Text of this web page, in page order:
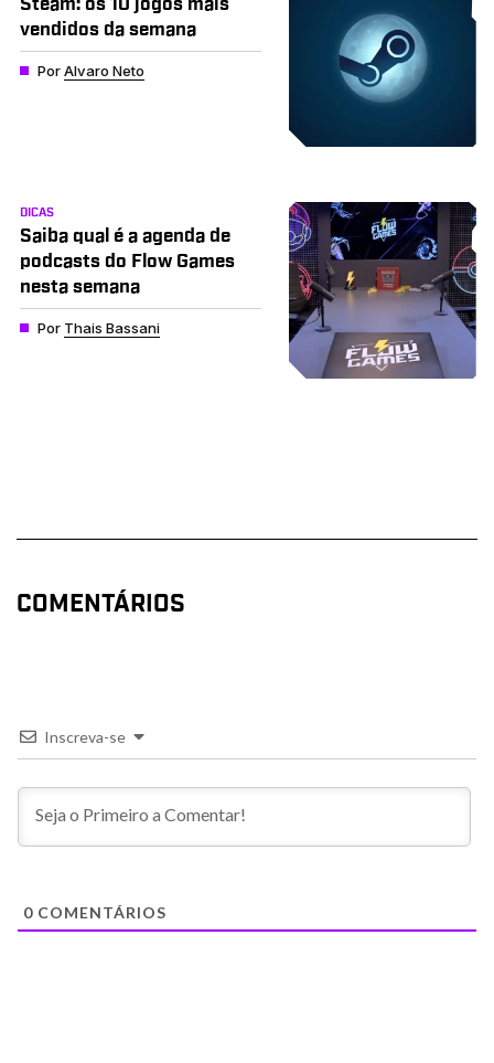
Steam: os 10 jogos mais
vendidos da semana
PorAlvaro Neto
DICAS
Saiba qual é a agenda de
podcasts do Flow Games
nesta semana
Por Thais Bassani
COMENTÁRIOS
Inscreva-se
0 COMENTÁRIOS